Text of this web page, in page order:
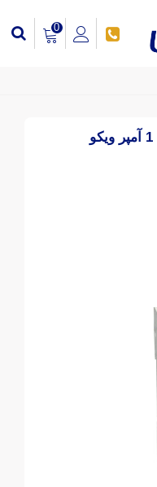
0